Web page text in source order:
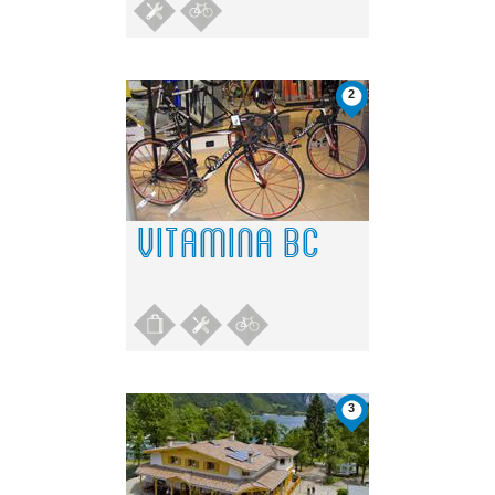
2
VITAMINA BC
3